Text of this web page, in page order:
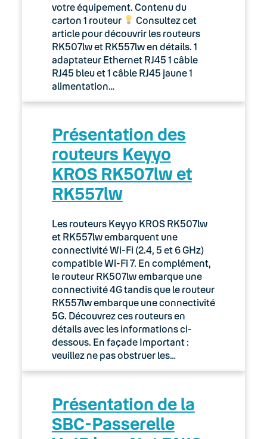
votre équipement. Contenu du
carton 1 routeur
Consultez cet
article pour découvrir les routeurs
RK507lw et RK557lw en détails. 1
adaptateur Ethernet RJ45 1 câble
RJ45 bleu et 1 câble RJ45 jaune 1
alimentation…
Présentation des
routeurs Keyyo
KROS RK507lw et
RK557lw
Les routeurs Keyyo KROS RK507lw
et RK557lw embarquent une
connectivité Wi-Fi (2.4, 5 et 6 GHz)
compatible Wi-Fi 7. En complément,
le routeur RK507lw embarque une
connectivité 4G tandis que le routeur
RK557lw embarque une connectivité
5G. Découvrez ces routeurs en
détails avec les informations ci-
dessous. En façade Important :
veuillez ne pas obstruer les…
Présentation de la
SBC-Passerelle